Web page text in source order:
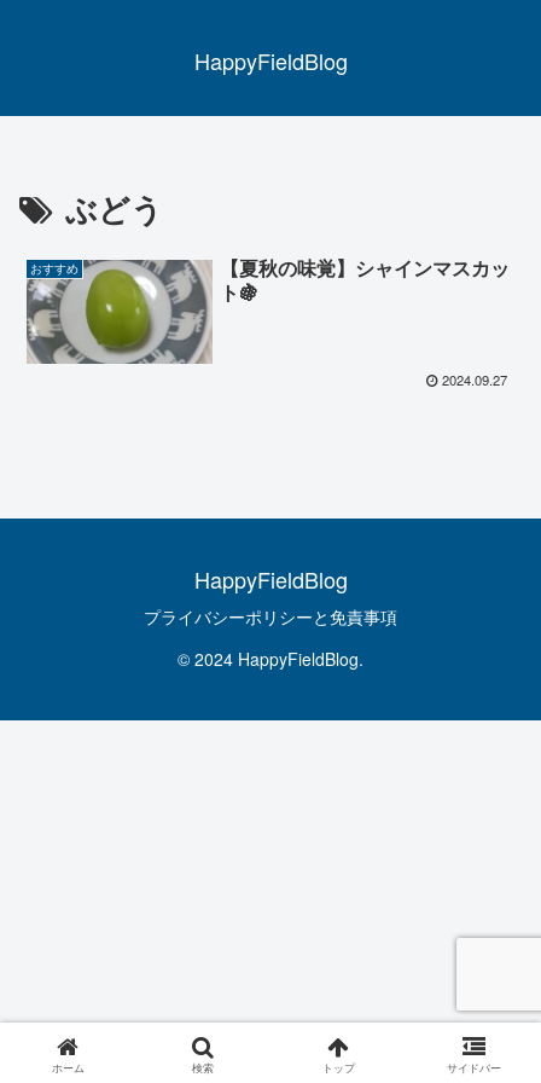
HappyFieldBlog
ぶどう
おすすめ
【夏秋の味覚】シャインマスカッ
ト🍇
2024.09.27
HappyFieldBlog
プライバシーポリシーと免責事項
© 2024 HappyFieldBlog.
ホーム 検索 トップ サイドバー